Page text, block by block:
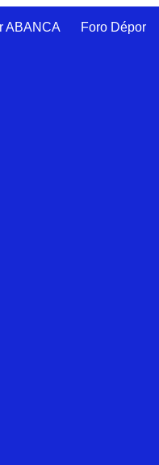
ABANCA Foro Dépor